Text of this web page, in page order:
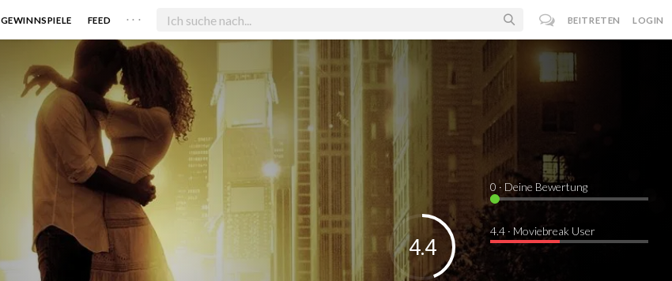
GEWINNSPIELE FEED . . . BEITRETEN LOGIN
4.4
0 · Deine Bewertung
4.4 · Moviebreak User